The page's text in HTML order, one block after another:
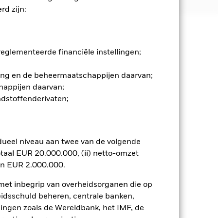
zijn:
financiële instellingen;
en de beheermaatschappijen daarvan;
daarvan;
niveau aan twee van de volgende
EUR 20.000.000, (ii) netto-omzet
EUR 2.000.000.
inbegrip van overheidsorganen die op
beheren, centrale banken,
zoals de Wereldbank, het IMF, de
en stijgen, en zijn niet
invloed op de prestaties van
Valutarisico: Het Fonds
De waarde van aandelen
Tot de andere factoren
in de bedrijven. Het Fonds
zijn met ESG-
te maken over de ESG-
Het gebruik van derivaten voor
in het fonds betekenen.
van alle aandelenklassen in het
van de aandelenklasse.
de beheermaatschappij van het